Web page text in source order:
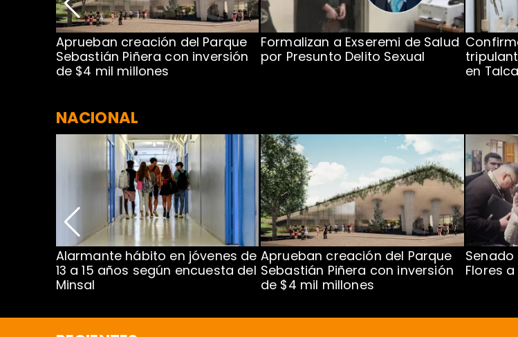
Aprueban creación del Parque
Sebastián Piñera con inversión
de $4 mil millones
Formalizan a Exseremi de Salud
por Presunto Delito Sexual
en
NACIONAL
Alarmante hábito en jóvenes de
13 a 15 años según encuesta del
Minsal
Aprueban creación del Parque
Sebastián Piñera con inversión
de $4 mil millones
Flores